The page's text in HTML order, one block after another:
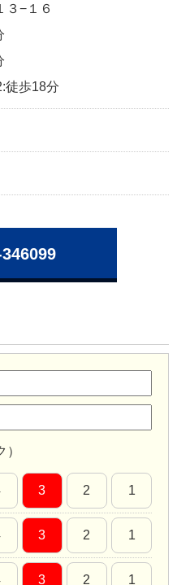
３−１６
徒歩18分
3 2 1
3 2 1
3 2 1